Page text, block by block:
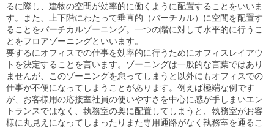
るに際し、建物の空間が効率的に働くように配置することをいいま
す。また、上下階にわたって垂直的（バーチカル）に空間を配置す
ることをバーチカルゾーニング。一つの階に対して水平的に行うこ
とをフロアゾーニングといいます。
要するにオフィスでの仕事を効率的に行うためにオフィスレイアウ
トを決定することを言います。ゾーニングは一般的な言葉ではあり
ませんが、このゾーニングを怠ってしまうと以外にもオフィスでの
仕事が不便になってしまうことがあります。例えば極端な例です
が、お客様用の応接室社員の使いやすさを中心に感が手しまいエン
トランスではなく、執務室の奥に配置してしまうと、執務室がお客
様に丸見えになってしまったりまた専用通路がなく執務室を通るこ